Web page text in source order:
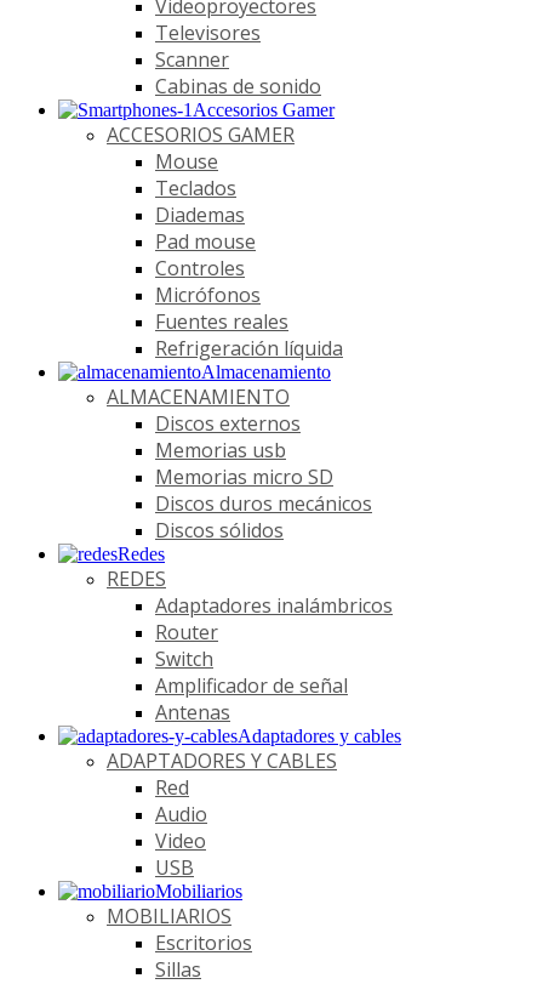
Videoproyectores
Televisores
Scanner
Cabinas de sonido
Accesorios Gamer
ACCESORIOS GAMER
Mouse
Teclados
Diademas
Pad mouse
Controles
Micrófonos
Fuentes reales
Refrigeración líquida
Almacenamiento
ALMACENAMIENTO
Discos externos
Memorias usb
Memorias micro SD
Discos duros mecánicos
Discos sólidos
Redes
REDES
Adaptadores inalámbricos
Router
Switch
Amplificador de señal
Antenas
Adaptadores y cables
ADAPTADORES Y CABLES
Red
Audio
Video
USB
Mobiliarios
MOBILIARIOS
Escritorios
Sillas